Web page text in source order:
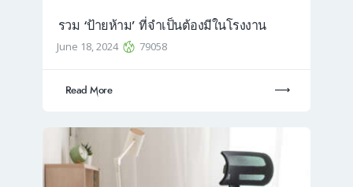
รวม ‘ป้ายห้าม’ ที่จำเป็นต้องมีในโรงงาน
June 18, 2024 79058
Read More